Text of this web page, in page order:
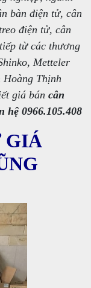
bàn điện tử, cân
điện tử, cân
từ các thương
Metteler
Thịnh
giá bán cân
hệ 0966.105.408
GIÁ